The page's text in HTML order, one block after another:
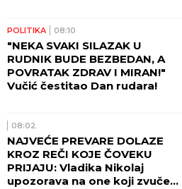
POLITIKA 08:10
"NEKA SVAKI SILAZAK U
RUDNIK BUDE BEZBEDAN, A
POVRATAK ZDRAV I MIRAN!"
Vučić čestitao Dan rudara!
08:02
NAJVEĆE PREVARE DOLAZE
KROZ REČI KOJE ČOVEKU
PRIJAJU: Vladika Nikolaj
upozorava na one koji zvuče